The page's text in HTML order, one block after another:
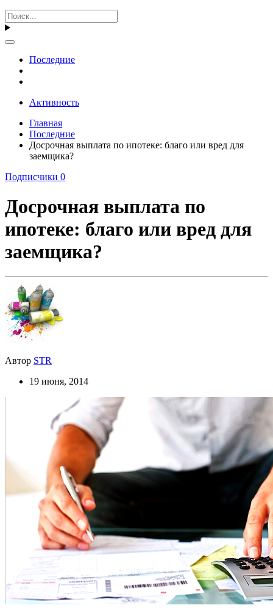
Последние
Активность
Главная
Последние
Досрочная выплата по ипотеке: благо или вред для
заемщика?
Подписчики 0
Досрочная выплата по
ипотеке: благо или вред для
заемщика?
Автор STR
19 июня, 2014